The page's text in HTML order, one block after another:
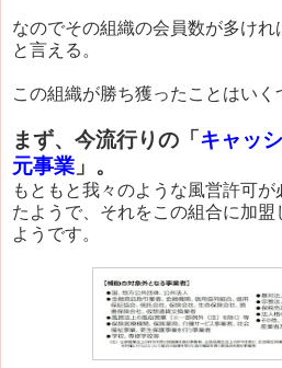
なのでその組織の会員数が多け
と言える。
この組織が勝ち獲ったことはいく
まず、今流行りの「キャッ
元事業 」。
もともと我々のような風営許可
たようで、それをこの組合に加
ようです。